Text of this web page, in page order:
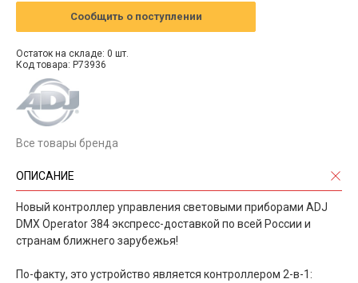
Сообщить о поступлении
Остаток на складе: 0 шт.
Код товара: P73936
Все товары бренда
ОПИСАНИЕ
Новый контроллер управления световыми приборами ADJ
DMX Operator 384 экспресс-доставкой по всей России и
странам ближнего зарубежья!
По-факту, это устройство является контроллером 2-в-1: